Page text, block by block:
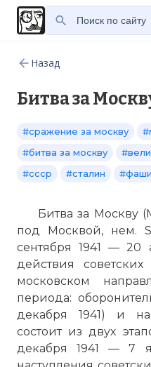
Назад
Битва за
#сражение за москву
#битва за москву
#ссср
#сталин
Битва за Москву
под Москвой, нем.
сентября 1941 — 20
действия
московском
периода:
декабря 1941) и
состоит из двух
декабря 1941 — 7